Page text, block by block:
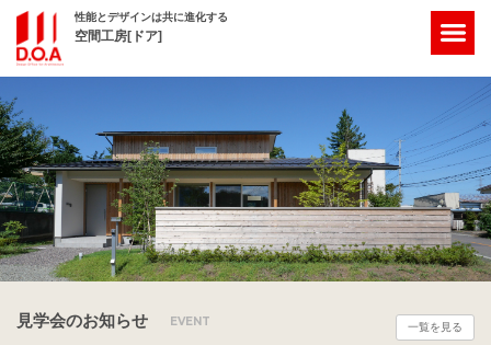
性能とデザインは共に進化する
空間工房[ドア]
見学会のお知らせ EVENT 一覧を見る